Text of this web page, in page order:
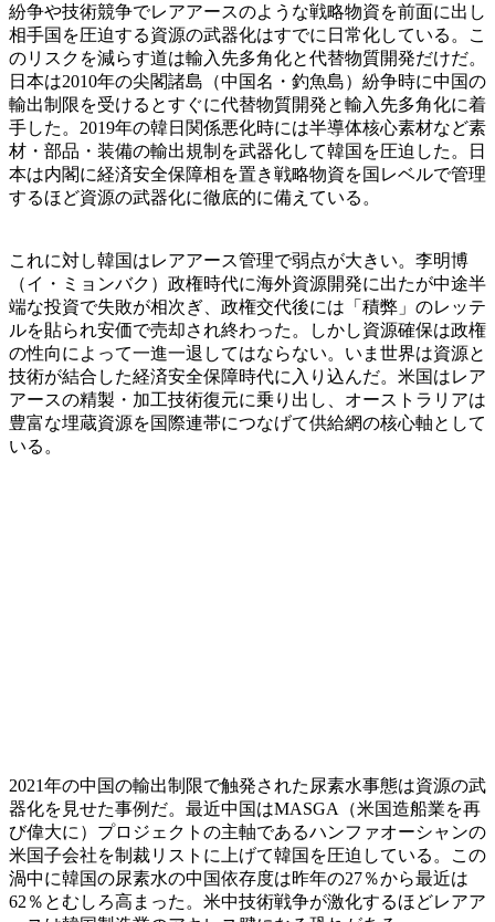
紛争や技術競争でレアアースのような戦略物資を前面に出し
相手国を圧迫する資源の武器化はすでに日常化している。こ
のリスクを減らす道は輸入先多角化と代替物質開発だけだ。
日本は2010年の尖閣諸島（中国名・釣魚島）紛争時に中国の
輸出制限を受けるとすぐに代替物質開発と輸入先多角化に着
手した。2019年の韓日関係悪化時には半導体核心素材など素
材・部品・装備の輸出規制を武器化して韓国を圧迫した。日
本は内閣に経済安全保障相を置き戦略物資を国レベルで管理
するほど資源の武器化に徹底的に備えている。
これに対し韓国はレアアース管理で弱点が大きい。李明博
（イ・ミョンバク）政権時代に海外資源開発に出たが中途半
端な投資で失敗が相次ぎ、政権交代後には「積弊」のレッテ
ルを貼られ安価で売却され終わった。しかし資源確保は政権
の性向によって一進一退してはならない。いま世界は資源と
技術が結合した経済安全保障時代に入り込んだ。米国はレア
アースの精製・加工技術復元に乗り出し、オーストラリアは
豊富な埋蔵資源を国際連帯につなげて供給網の核心軸として
いる。
2021年の中国の輸出制限で触発された尿素水事態は資源の武
器化を見せた事例だ。最近中国はMASGA（米国造船業を再
び偉大に）プロジェクトの主軸であるハンファオーシャンの
米国子会社を制裁リストに上げて韓国を圧迫している。この
渦中に韓国の尿素水の中国依存度は昨年の27％から最近は
62％とむしろ高まった。米中技術戦争が激化するほどレアア